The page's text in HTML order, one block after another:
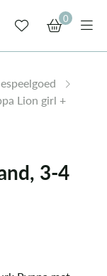
0
Lion girl +
3-4